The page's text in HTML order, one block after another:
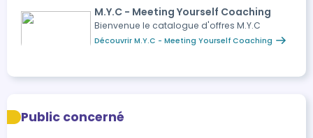
M.Y.C - Meeting Yourself Coaching
Bienvenue le catalogue d'offres M.Y.C
Découvrir M.Y.C - Meeting Yourself Coaching
Public concerné